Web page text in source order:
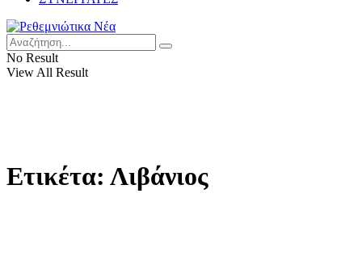
No Result
View All Result
Ετικέτα: Λιβάνιος